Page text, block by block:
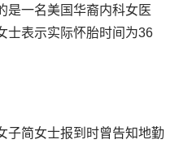
是一名美国华裔内科女医
士表示实际怀胎时间为36
子简女士报到时曾告知地勤